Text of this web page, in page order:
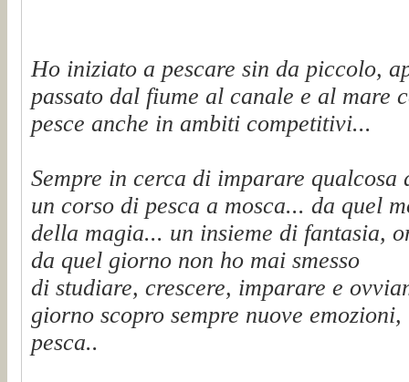
Ho iniziato a pescare sin da piccolo,
passato dal fiume al canale e al mare
pesce anche in ambiti competitivi...
Sempre in cerca di imparare
un corso di pesca a mosca... da quel
della magia... un insieme di fantasia,
da quel giorno non ho mai smesso
di studiare, crescere, imparare e
giorno scopro sempre nuove
pesca..